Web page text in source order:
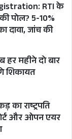
RTI के
पोल? 5-10%
दावा, जांच की
हर महीने दो बार
शिकायत
का राष्ट्रपति
और ओपन एयर